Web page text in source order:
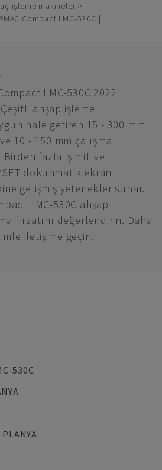
işleme makineleri
Compact LMC-530C |
LMC-530C 2022
ahşap işleme
hale getiren 15 - 300 mm
10 - 150 mm çalışma
Birden fazla iş mili ve
dokunmatik ekran
gelişmiş yetenekler sunar.
LMC-530C ahşap
fırsatını değerlendirin. Daha
iletişime geçin.
530C